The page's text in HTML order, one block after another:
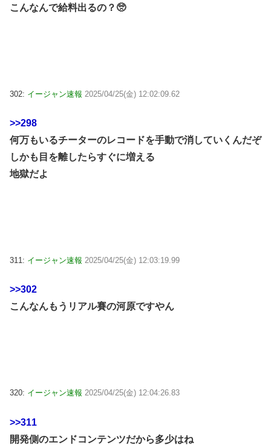
こんなんで給料出るの？🥺
302: イージャン速報 2025/04/25(金) 12:02:09.62
>>298
何万もいるチーターのレコードを手動で消していくんだぞ
しかも目を離したらすぐに増える
地獄だよ
311: イージャン速報 2025/04/25(金) 12:03:19.99
>>302
こんなんもうリアル賽の河原ですやん
320: イージャン速報 2025/04/25(金) 12:04:26.83
>>311
開発側のエンドコンテンツだから多少はね